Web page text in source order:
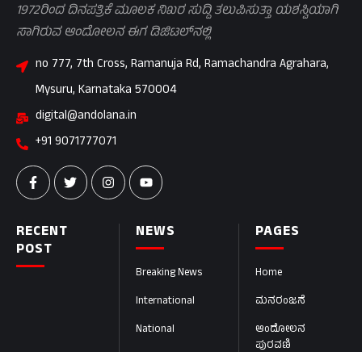
PAGES
Home
ಮನರಂಜನೆ
ಆಂದೋಲನ
ಪುರವಣಿ
NEWS
Breaking News
International
National
RECENT
POST
1972ರಿಂದ ದಿನಪತ್ರಿಕೆ ಮೂಲಕ ನಿಖರ ಸುದ್ದಿ ತಲುಪಿಸುತ್ತಾ ಯಶಸ್ವಿಯಾಗಿ
ಸಾಗಿರುವ ಆಂದೋಲನ ಈಗ ಡಿಜಿಟಲ್‌ನಲ್ಲಿ
no 777, 7th Cross, Ramanuja Rd, Ramachandra Agrahara,
Mysuru, Karnataka 570004
digital@andolana.in
+91 9071777071